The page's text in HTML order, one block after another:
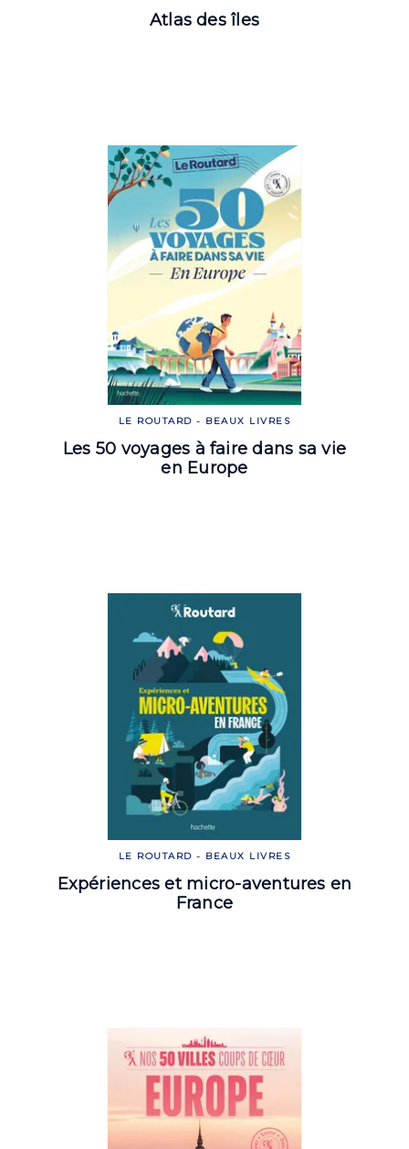
Atlas des îles
LE ROUTARD - BEAUX LIVRES
Les 50 voyages à faire dans sa vie
en Europe
LE ROUTARD - BEAUX LIVRES
Expériences et micro-aventures en
France